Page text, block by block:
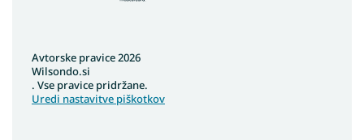
Avtorske pravice 2026
Wilsondo.si
. Vse pravice pridržane.
Uredi nastavitve piškotkov